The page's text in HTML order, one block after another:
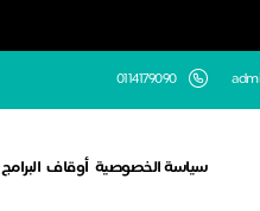
0114179090
سياسة الخصوصية أوقاف البرامج